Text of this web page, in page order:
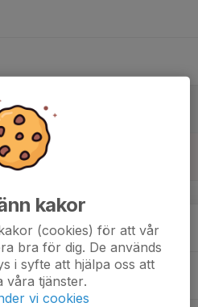
kakor
(cookies) för att vår
bra för dig. De används
i syfte att hjälpa oss att
våra tjänster.
vi cookies